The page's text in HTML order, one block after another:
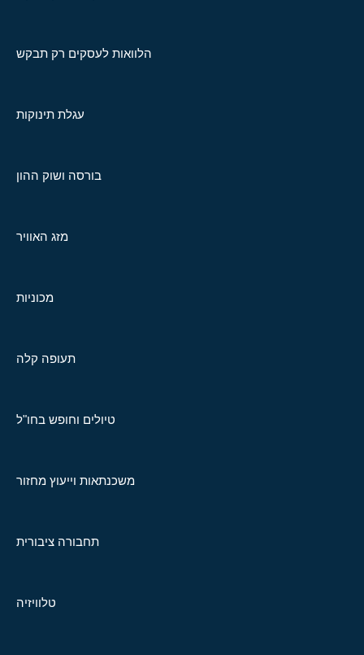
הלוואות לעסקים רק תבקש
עגלת תינוקות
בורסה ושוק ההון
מזג האוויר
מכוניות
תעופה קלה
טיולים וחופש בחו"ל
משכנתאות וייעוץ מחזור
תחבורה ציבורית
טלוויזיה